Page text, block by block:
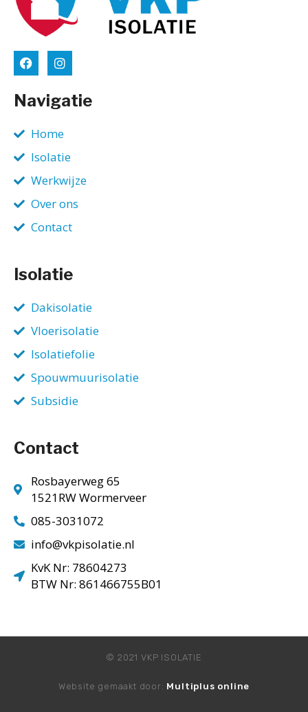
Navigatie
Home
Isolatie
Werkwijze
Over ons
Contact
Isolatie
Dakisolatie
Vloerisolatie
Isolatiefolie
Spouwmuurisolatie
Subsidie
Contact
Rosbayerweg 65
1521RW Wormerveer
085-3031072
info@vkpisolatie.nl
KvK Nr: 78604273
BTW Nr: 861466755B01
© 2021 VKP ISOLATIE
Website gemaakt door: Multiplus online